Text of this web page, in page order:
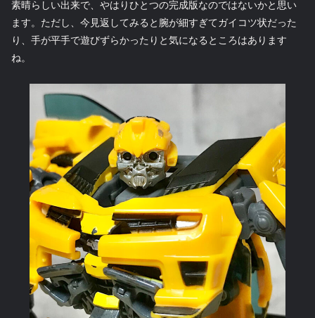
素晴らしい出来で、やはりひとつの完成版なのではないかと思い
ます。ただし、今見返してみると腕が細すぎてガイコツ状だった
り、手が平手で遊びずらかったりと気になるところはあります
ね。